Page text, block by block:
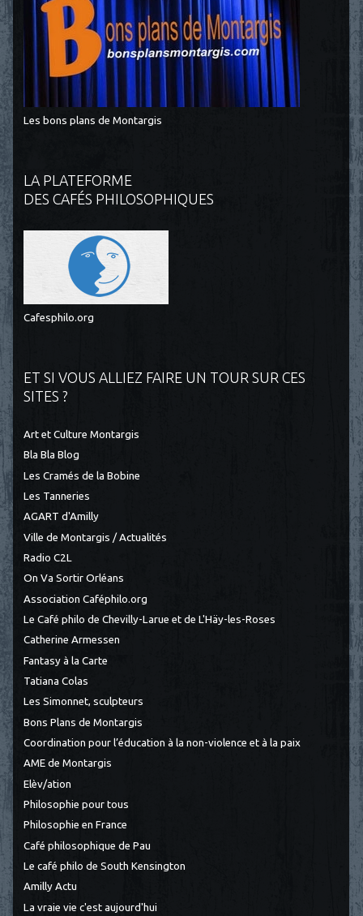
Les bons plans de Montargis
LA PLATEFORME
DES CAFÉS PHILOSOPHIQUES
Cafesphilo.org
ET SI VOUS ALLIEZ FAIRE UN TOUR SUR CES
SITES ?
Art et Culture Montargis
Bla Bla Blog
Les Cramés de la Bobine
Les Tanneries
AGART d'Amilly
Ville de Montargis / Actualités
Radio C2L
On Va Sortir Orléans
Association Caféphilo.org
Le Café philo de Chevilly-Larue et de L'Häy-les-Roses
Catherine Armessen
Fantasy à la Carte
Tatiana Colas
Les Simonnet, sculpteurs
Bons Plans de Montargis
Coordination pour l’éducation à la non-violence et à la paix
AME de Montargis
Elèv/ation
Philosophie pour tous
Philosophie en France
Café philosophique de Pau
Le café philo de South Kensington
Amilly Actu
La vraie vie c'est aujourd'hui